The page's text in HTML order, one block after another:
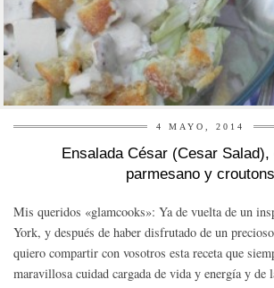
4 MAYO, 2014
Ensalada César (Cesar Salad),
parmesano y croutons
Mis queridos «glamcooks»: Ya de vuelta de un
York, y después de haber disfrutado de un
quiero compartir con vosotros esta receta que
maravillosa cuidad cargada de vida y energía y de